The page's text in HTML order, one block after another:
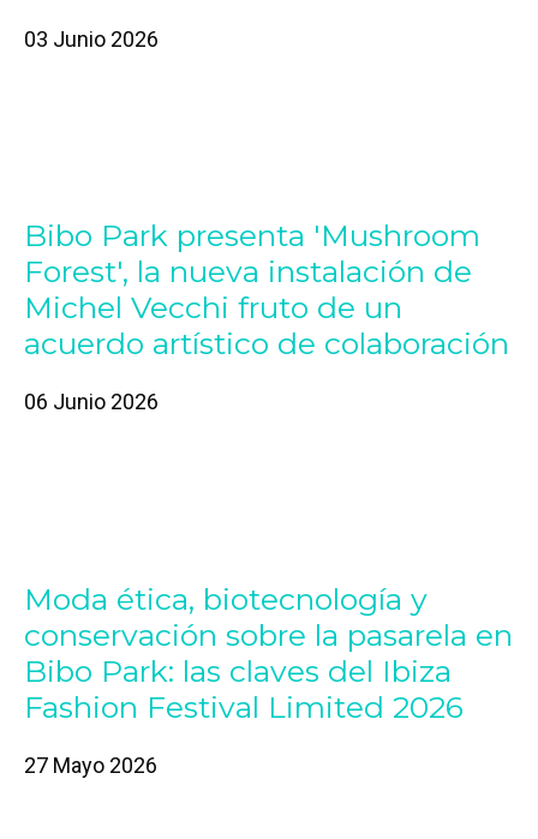
03 Junio 2026
Bibo Park presenta 'Mushroom
Forest', la nueva instalación de
Michel Vecchi fruto de un
acuerdo artístico de colaboración
06 Junio 2026
Moda ética, biotecnología y
conservación sobre la pasarela en
Bibo Park: las claves del Ibiza
Fashion Festival Limited 2026
27 Mayo 2026